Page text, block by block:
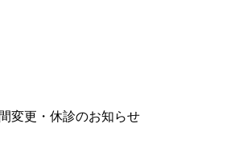
変更・休診のお知らせ